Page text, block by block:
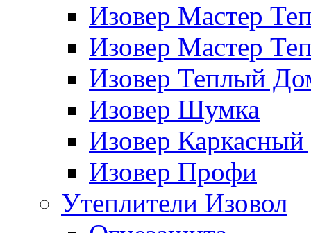
Изовер Мастер
Изовер Мастер
Изовер Теплый
Изовер Шумка
Изовер
Изовер Профи
Утеплители Изовол